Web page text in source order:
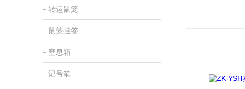
转运鼠笼
鼠笼挂签
窒息箱
记号笔